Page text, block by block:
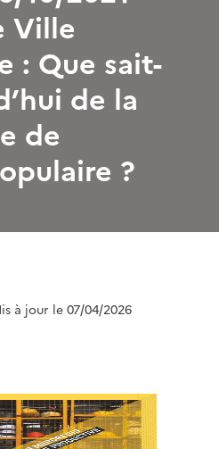
Ville
: Que sait-
de la
de
?
à jour le 07/04/2026